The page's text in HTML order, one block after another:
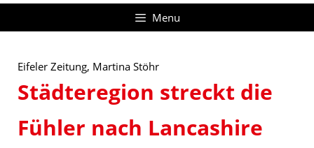
Menu
Eifeler Zeitung, Martina Stöhr
Städteregion streckt die
Fühler nach Lancashire